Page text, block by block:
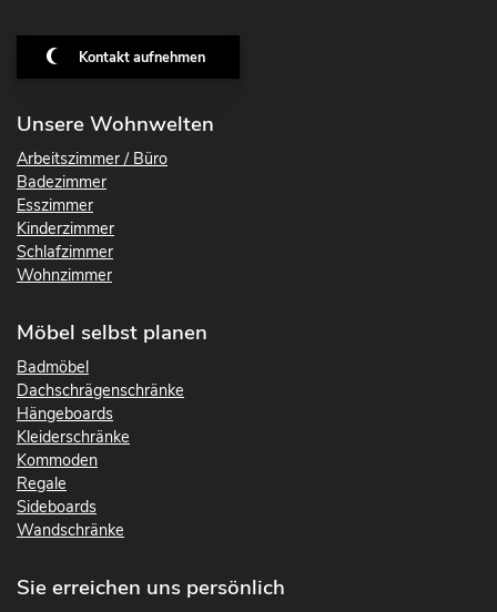
Kontakt aufnehmen
Unsere Wohnwelten
Arbeitszimmer / Büro
Badezimmer
Esszimmer
Kinderzimmer
Schlafzimmer
Wohnzimmer
Möbel selbst planen
Badmöbel
Dachschrägenschränke
Hängeboards
Kleiderschränke
Kommoden
Regale
Sideboards
Wandschränke
Sie erreichen uns persönlich